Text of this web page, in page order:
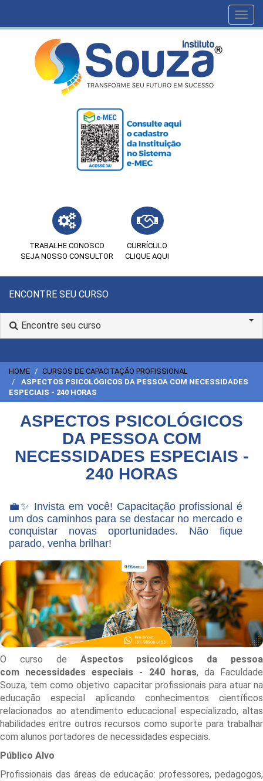
TRABALHE CONOSCO
SEJA NOSSO CONSULTOR
CURRÍCULO
CLIQUE AQUI
ENCONTRE SEU CURSO
Encontre seu curso
HOME
CURSOS DE CAPACITAÇÃO PROFISSIONAL
ASPECTOS PSICOLÓGICOS DA PESSOA COM NECESSIDADES
ESPECIAIS - 240 HORAS
ASPECTOS PSICOLÓGICOS
DA PESSOA COM
NECESSIDADES ESPECIAIS -
240 HORAS
💼✨ Invista em você! Capacitação profissional é
um dos caminhos para se destacar no mercado e
conquistar novas oportunidades. Não fique
parado, venha brilhar!
O curso de Aspectos psicológicos da pessoa
com necessidades especiais - 240 horas, da Faculdade
Souza, tem como objetivo capacitar profissionais para atuar na
educação especial aplicando conhecimentos científicos
relacionados ao atendimento educacional especializado, altas
habilidades entre outros recursos como suporte para trabalhar
com alunos portadores de necessidades especiais.
Público Alvo
Profissionais das áreas de educação: professores, pedagogos,